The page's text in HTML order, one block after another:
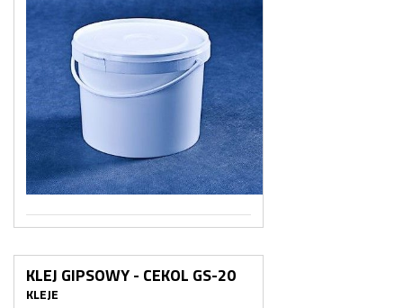
KLEJ GIPSOWY - CEKOL GS-20
KLEJE